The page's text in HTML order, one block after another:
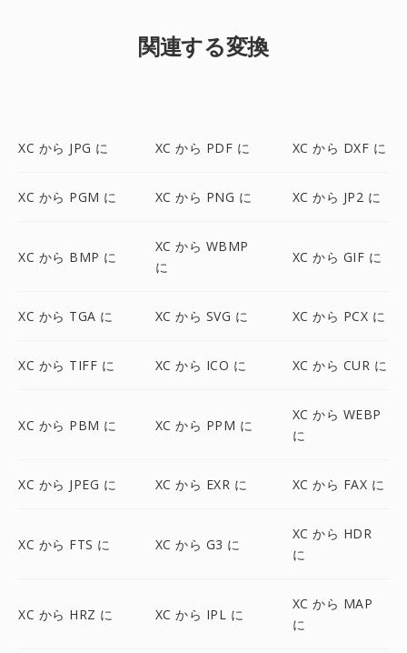
関連する変換
XC から JPG に XC から PDF に XC から DXF に
XC から PGM に XC から PNG に XC から JP2 に
XC から BMP に
XC から WBMP
に
XC から GIF に
XC から TGA に XC から SVG に XC から PCX に
XC から TIFF に XC から ICO に XC から CUR に
XC から PBM に XC から PPM に
XC から WEBP
に
XC から JPEG に XC から EXR に XC から FAX に
XC から FTS に XC から G3 に
XC から HDR
に
XC から HRZ に XC から IPL に
XC から MAP
に